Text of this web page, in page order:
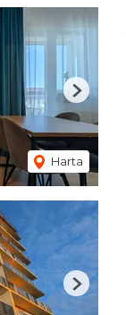
Harta
Next
Next